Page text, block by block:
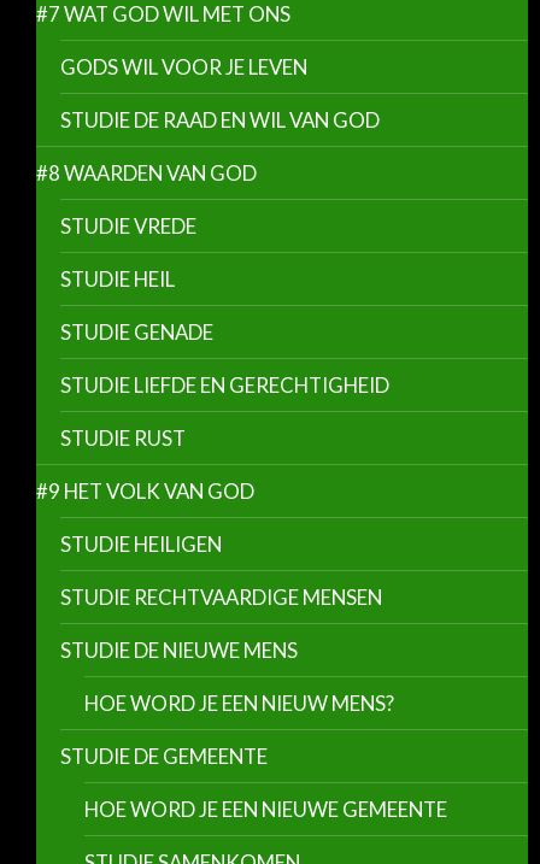
#7 WAT GOD WIL MET ONS
GODS WIL VOOR JE LEVEN
STUDIE DE RAAD EN WIL VAN GOD
#8 WAARDEN VAN GOD
STUDIE VREDE
STUDIE HEIL
STUDIE GENADE
STUDIE LIEFDE EN GERECHTIGHEID
STUDIE RUST
#9 HET VOLK VAN GOD
STUDIE HEILIGEN
STUDIE RECHTVAARDIGE MENSEN
STUDIE DE NIEUWE MENS
HOE WORD JE EEN NIEUW MENS?
STUDIE DE GEMEENTE
HOE WORD JE EEN NIEUWE GEMEENTE